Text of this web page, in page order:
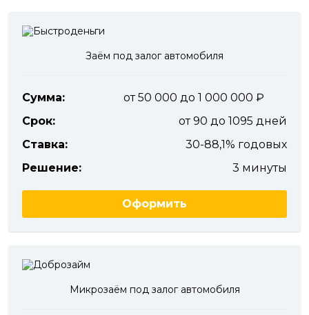
Заём под залог автомобиля
Сумма:
от 50 000 до 1 000 000
Срок:
от 90 до 1095 дней
Ставка:
30-88,1% годовых
Решение:
3 минуты
Оформить
Микрозаём под залог автомобиля